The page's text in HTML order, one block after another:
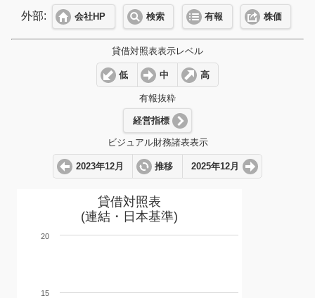
外部: 会社HP 検索 有報 株価
貸借対照表表示レベル
低 中 高
有報抜粋
経営指標
ビジュアル財務諸表表示
2023年12月 推移 2025年12月
貸借対照表
(連結・日本基準)
15
20